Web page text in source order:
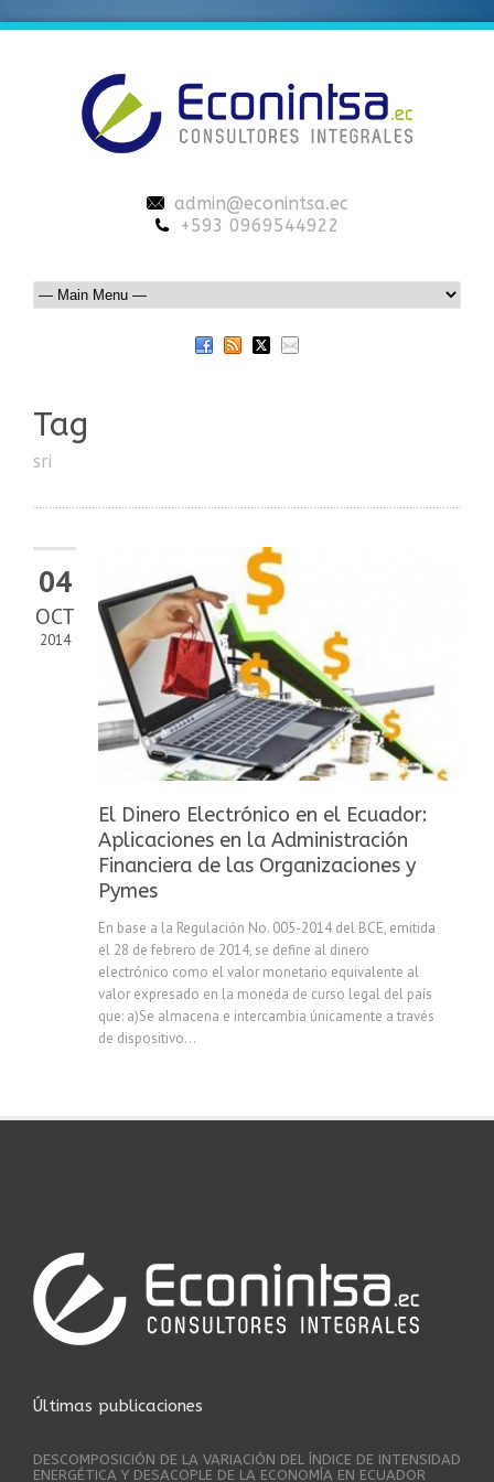
admin@econintsa.ec
+593 0969544922
Tag
sri
04
OCT
2014
El Dinero Electrónico en el Ecuador:
Aplicaciones en la Administración
Financiera de las Organizaciones y
Pymes
En base a la Regulación No. 005-2014 del BCE, emitida
el 28 de febrero de 2014, se define al dinero
electrónico como el valor monetario equivalente al
valor expresado en la moneda de curso legal del país
que: a)Se almacena e intercambia únicamente a través
de dispositivo...
Últimas publicaciones
DESCOMPOSICIÓN DE LA VARIACIÓN DEL ÍNDICE DE INTENSIDAD
ENERGÉTICA Y DESACOPLE DE LA ECONOMÍA EN ECUADOR